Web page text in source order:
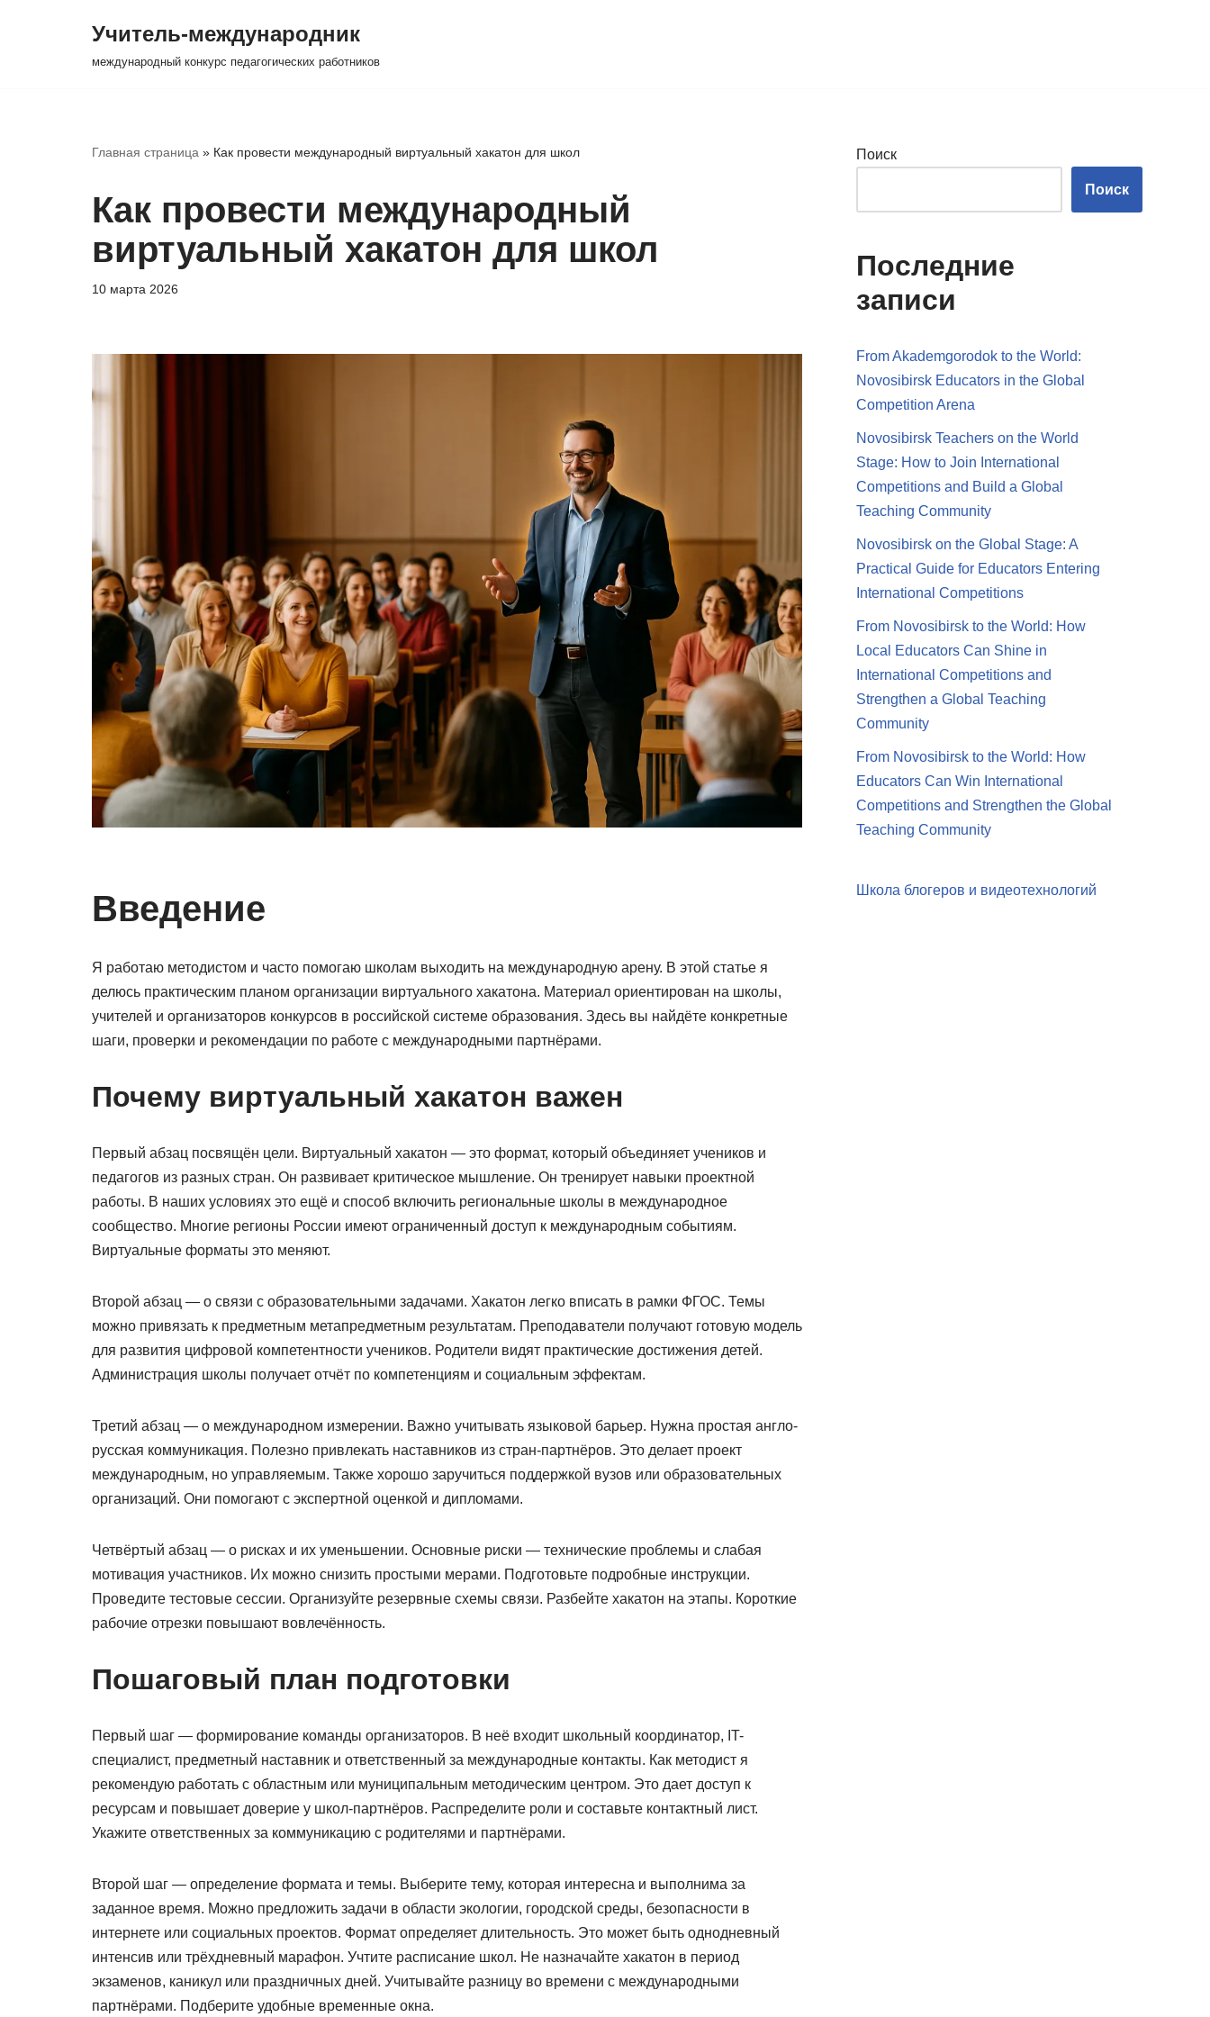
Учитель-международник
международный конкурс педагогических работников
Главная страница » Как провести международный виртуальный хакатон для школ
Как провести международный
виртуальный хакатон для школ
10 марта 2026
Введение
Я работаю методистом и часто помогаю школам выходить на международную арену. В этой статье я
делюсь практическим планом организации виртуального хакатона. Материал ориентирован на школы,
учителей и организаторов конкурсов в российской системе образования. Здесь вы найдёте конкретные
шаги, проверки и рекомендации по работе с международными партнёрами.
Почему виртуальный хакатон важен
Первый абзац посвящён цели. Виртуальный хакатон — это формат, который объединяет учеников и
педагогов из разных стран. Он развивает критическое мышление. Он тренирует навыки проектной
работы. В наших условиях это ещё и способ включить региональные школы в международное
сообщество. Многие регионы России имеют ограниченный доступ к международным событиям.
Виртуальные форматы это меняют.
Второй абзац — о связи с образовательными задачами. Хакатон легко вписать в рамки ФГОС. Темы
можно привязать к предметным метапредметным результатам. Преподаватели получают готовую модель
для развития цифровой компетентности учеников. Родители видят практические достижения детей.
Администрация школы получает отчёт по компетенциям и социальным эффектам.
Третий абзац — о международном измерении. Важно учитывать языковой барьер. Нужна простая англо-
русская коммуникация. Полезно привлекать наставников из стран-партнёров. Это делает проект
международным, но управляемым. Также хорошо заручиться поддержкой вузов или образовательных
организаций. Они помогают с экспертной оценкой и дипломами.
Четвёртый абзац — о рисках и их уменьшении. Основные риски — технические проблемы и слабая
мотивация участников. Их можно снизить простыми мерами. Подготовьте подробные инструкции.
Проведите тестовые сессии. Организуйте резервные схемы связи. Разбейте хакатон на этапы. Короткие
рабочие отрезки повышают вовлечённость.
Пошаговый план подготовки
Первый шаг — формирование команды организаторов. В неё входит школьный координатор, IT-
специалист, предметный наставник и ответственный за международные контакты. Как методист я
рекомендую работать с областным или муниципальным методическим центром. Это дает доступ к
ресурсам и повышает доверие у школ-партнёров. Распределите роли и составьте контактный лист.
Укажите ответственных за коммуникацию с родителями и партнёрами.
Второй шаг — определение формата и темы. Выберите тему, которая интересна и выполнима за
заданное время. Можно предложить задачи в области экологии, городской среды, безопасности в
интернете или социальных проектов. Формат определяет длительность. Это может быть однодневный
интенсив или трёхдневный марафон. Учтите расписание школ. Не назначайте хакатон в период
экзаменов, каникул или праздничных дней. Учитывайте разницу во времени с международными
партнёрами. Подберите удобные временные окна.
Поиск
Поиск
Последние
записи
From Akademgorodok to the World:
Novosibirsk Educators in the Global
Competition Arena
Novosibirsk Teachers on the World
Stage: How to Join International
Competitions and Build a Global
Teaching Community
Novosibirsk on the Global Stage: A
Practical Guide for Educators Entering
International Competitions
From Novosibirsk to the World: How
Local Educators Can Shine in
International Competitions and
Strengthen a Global Teaching
Community
From Novosibirsk to the World: How
Educators Can Win International
Competitions and Strengthen the Global
Teaching Community
Школа блогеров и видеотехнологий